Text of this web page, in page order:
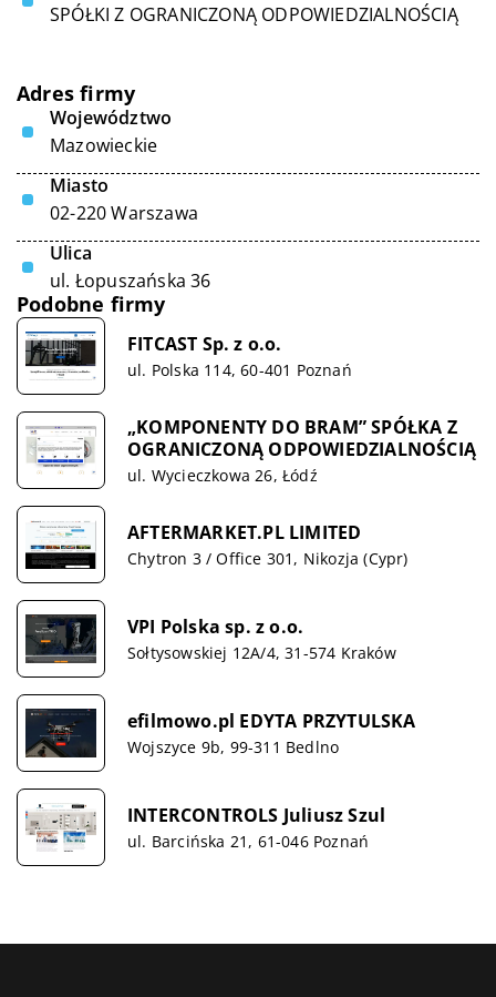
SPÓŁKI Z OGRANICZONĄ ODPOWIEDZIALNOŚCIĄ
Adres firmy
Województwo
Mazowieckie
Miasto
02-220 Warszawa
Ulica
ul. Łopuszańska 36
Podobne firmy
FITCAST Sp. z o.o.
ul. Polska 114, 60-401 Poznań
„KOMPONENTY DO BRAM” SPÓŁKA Z
OGRANICZONĄ ODPOWIEDZIALNOŚCIĄ
ul. Wycieczkowa 26, Łódź
AFTERMARKET.PL LIMITED
Chytron 3 / Office 301, Nikozja (Cypr)
VPI Polska sp. z o.o.
Sołtysowskiej 12A/4, 31-574 Kraków
efilmowo.pl EDYTA PRZYTULSKA
Wojszyce 9b, 99-311 Bedlno
INTERCONTROLS Juliusz Szul
ul. Barcińska 21, 61-046 Poznań